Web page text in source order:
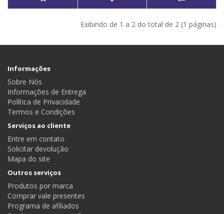
Exibindo de 1 a 2 do total de 2 (1 páginas)
Informações
Sobre Nós
Informações de Entrega
Política de Privacidade
Termos e Condições
Serviços ao cliente
Entre em contato
Solicitar devolução
Mapa do site
Outros serviços
Produtos por marca
Comprar vale presentes
Programa de afiliados